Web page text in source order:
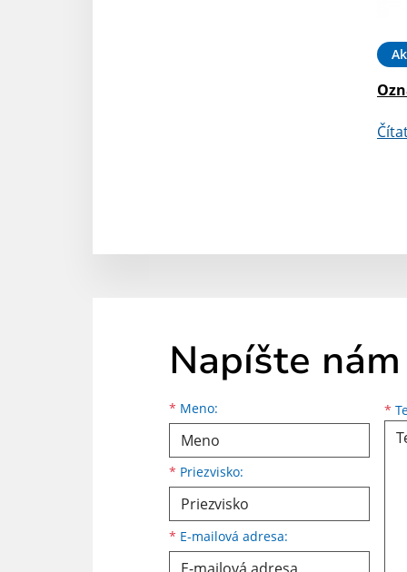
Napíšte nám
* Meno:
Meno
* Priezvisko:
Priezvisko
* E-mailová adresa:
E-mailová adresa *